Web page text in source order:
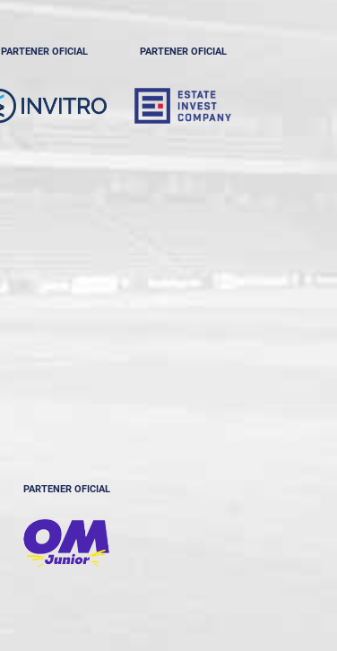
PARTENER OFICIAL PARTENER OFICIAL
PARTENER OFICIAL